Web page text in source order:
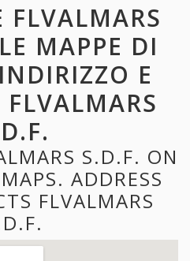
FLVALMARS
MAPPE DI
E
S.D.F. ON
ADDRESS
FLVALMARS